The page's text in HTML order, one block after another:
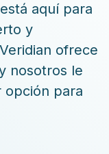
aquí para
y
ofrece
nosotros le
opción para